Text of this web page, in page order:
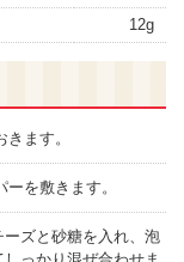
12g
ます。
を敷きます。
ズと砂糖を入れ、泡